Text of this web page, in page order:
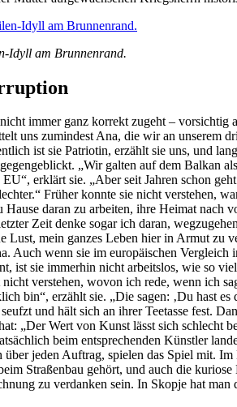
Idyll am Brunnenrand.
immer ganz korrekt zugeht – vorsichtig
uns zumindest Ana, die wir an unserem
ist sie Patriotin, erzählt sie uns, und
„Wir galten auf dem Balkan
erklärt sie. „Aber seit Jahren schon
Früher konnte sie nicht verstehen,
Hause daran zu arbeiten, ihre Heimat nach
Zeit denke sogar ich daran,
Lust, mein ganzes Leben hier in Armut zu
Auch wenn sie im europäischen Vergleich
ist sie immerhin nicht arbeitslos, wie so
verstehen, wovon ich rede, wenn ich
bin“, erzählt sie. „Die sagen: ‚Du hast es
und hält sich an ihrer Teetasse fest.
„Der Wert von Kunst lässt sich schlecht
beim entsprechenden Künstler
jeden Auftrag, spielen das Spiel mit.
Straßenbau gehört, und auch die
zu verdanken sein. In Skopje hat man